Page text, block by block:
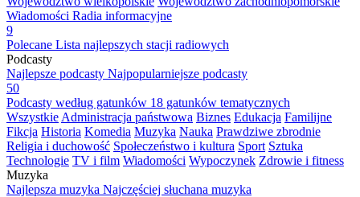
Wiadomości Radia informacyjne
9
Polecane Lista najlepszych stacji radiowych
Podcasty
Najlepsze podcasty Najpopularniejsze podcasty
50
Podcasty według gatunków 18 gatunków tematycznych
Wszystkie Administracja państwowa Biznes Edukacja Familijne
Fikcja Historia Komedia Muzyka Nauka Prawdziwe zbrodnie
Religia i duchowość Społeczeństwo i kultura Sport Sztuka
Technologie TV i film Wiadomości Wypoczynek Zdrowie i fitness
Muzyka
Najlepsza muzyka Najczęściej słuchana muzyka